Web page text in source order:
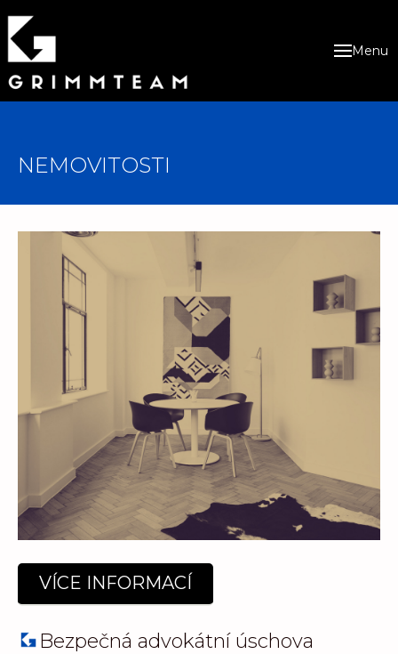
Menu
NEMOVITOSTI
VÍCE INFORMACÍ
Bezpečná advokátní úschova